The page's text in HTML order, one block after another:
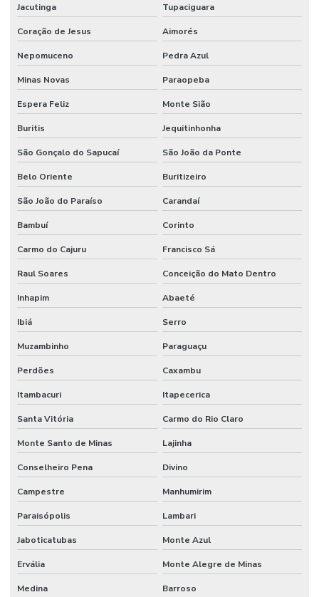
Jacutinga Tupaciguara
Coração de Jesus Aimorés
Nepomuceno Pedra Azul
Minas Novas Paraopeba
Espera Feliz Monte Sião
Buritis Jequitinhonha
São Gonçalo do Sapucaí São João da Ponte
Belo Oriente Buritizeiro
São João do Paraíso Carandaí
Bambuí Corinto
Carmo do Cajuru Francisco Sá
Raul Soares Conceição do Mato Dentro
Inhapim Abaeté
Ibiá Serro
Muzambinho Paraguaçu
Perdões Caxambu
Itambacuri Itapecerica
Santa Vitória Carmo do Rio Claro
Monte Santo de Minas Lajinha
Conselheiro Pena Divino
Campestre Manhumirim
Paraisópolis Lambari
Jaboticatubas Monte Azul
Ervália Monte Alegre de Minas
Medina Barroso